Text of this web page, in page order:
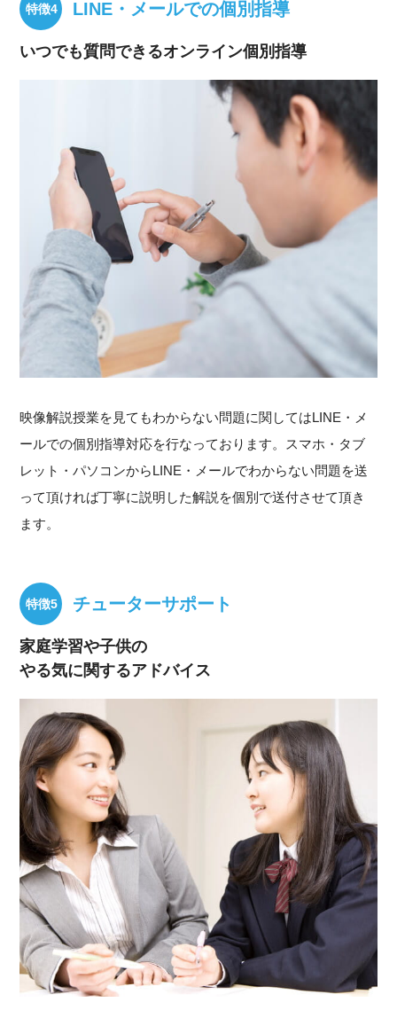
LINE・メールでの個別指導
いつでも質問できるオンライン個別指導
映像解説授業を見てもわからない問題に関してはLINE・メ
ールでの個別指導対応を行なっております。スマホ・タブ
レット・パソコンからLINE・メールでわからない問題を送
って頂ければ丁寧に説明した解説を個別で送付させて頂き
ます。
チューターサポート
家庭学習や子供の
やる気に関するアドバイス